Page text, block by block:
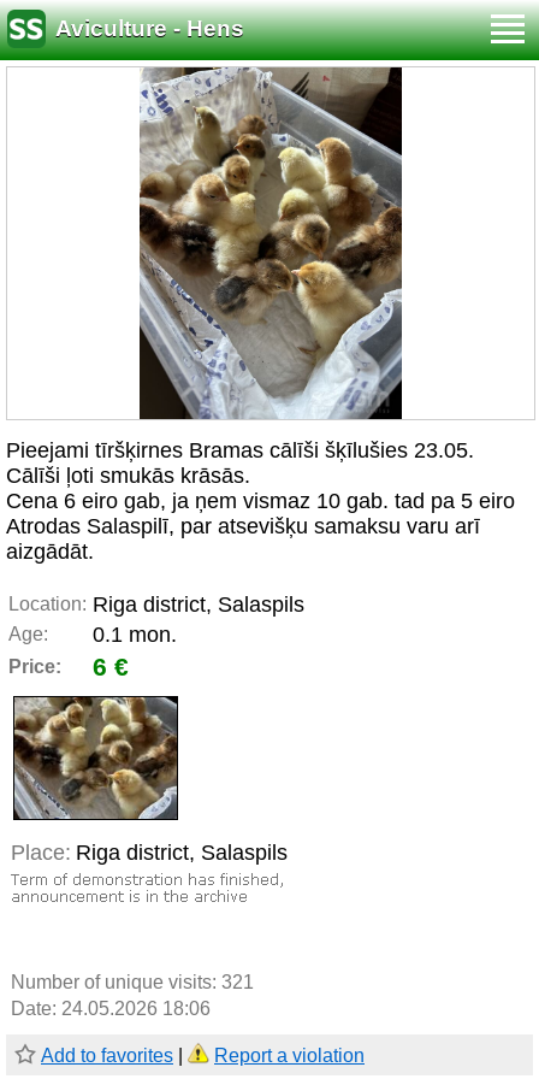
Aviculture - Hens
Pieejami tīršķirnes Bramas cālīši šķīlušies 23.05.
Cālīši ļoti smukās krāsās.
Cena 6 eiro gab, ja ņem vismaz 10 gab. tad pa 5 eiro
Atrodas Salaspilī, par atsevišķu samaksu varu arī
aizgādāt.
Location: Riga district, Salaspils
Age: 0.1 mon.
Price: 6 €
Place: Riga district, Salaspils
Number of unique visits: 321
Date: 24.05.2026 18:06
Add to favorites Report a violation